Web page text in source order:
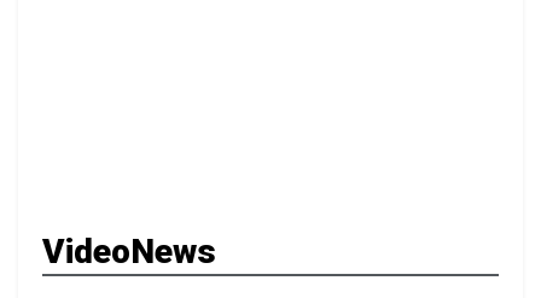
VideoNews